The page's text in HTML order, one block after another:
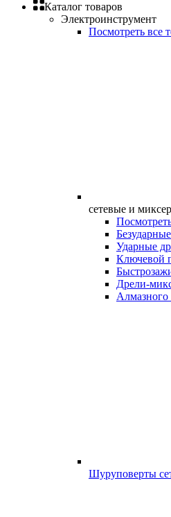
Каталог товаров
Электроинструмент
Посмотреть все
сетевые и
Ударные
Ключевой
Дрели-
Алмазного
Шуруповерты